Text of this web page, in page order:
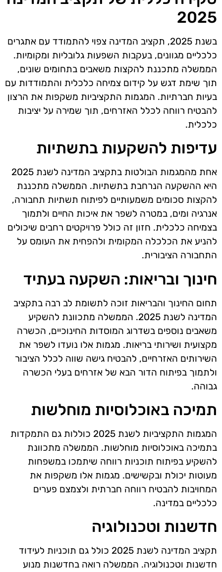
2025
בשנת 2025, תקציב המדינה צפוי להתמודד עם אתגרים
כלכליים מגוונים, בעקבות השפעות גלובליות ומקומיות.
הממשלה מתכננת להקצות משאבים בתחומים שונים,
תוך שימת דגש על קידום צמיחה כלכלית והתמודדות עם
בעיות חברתיות. המגמות התקציביות משקפות את הרצון
להבטיח רווחה לכלל האזרחים, תוך שמירה על יציבות
כלכלית.
עדיפות להשקעות בתשתיות
אחת מהמגמות הבולטות בתקציב המדינה לשנת 2025
היא ההשקעה הנרחבת בתשתיות. הממשלה מתכננת
להקצות סכומים משמעותיים לפיתוח תשתיות תחבורה,
אנרגיה ומים, במטרה לשפר את איכות החיים ולתמוך
בצמיחה כלכלית. חזון זה כולל פרויקטים רחבים שיכולים
להניע את הכלכלה המקומית ולהפחית את העומס על
התחבורה הציבורית.
חינוך ובריאות: השקעה בעתיד
תחום החינוך והבריאות זוכה לתשומת לב רבה בתקציב
המדינה לשנת 2025. הממשלה מתכוונת להשקיע
משאבים נוספים בשדרוג המוסדות החינוכיים, הכשרה
מקצועית ושירותי בריאות. מגמות אלו נועדו לשפר את
השירותים האזרחיים, להבטיח גישה שווה לכלל הציבור
ולתמוך בפיתוח הדור הבא של אזרחים בעלי הכשרה
גבוהה.
תמיכה באוכלוסיות מוחלשות
המגמות התקציביות לשנת 2025 כוללות גם התמקדות
בתמיכה באוכלוסיות מוחלשות. הממשלה מתכוונת
להשקיע בפיתוח תוכניות רווחה שיתמכו במשפחות
מעוטות יכולת ובקשישים. מגמות אלו משקפות את
המחויבות להבטיח רווחה חברתית ולצמצם פערים
כלכליים במדינה.
חדשנות וטכנולוגיה
תקציב המדינה לשנת 2025 כולל גם תוכניות לעידוד
חדשנות וטכנולוגיה. הממשלה רואה בחדשנות מנוע